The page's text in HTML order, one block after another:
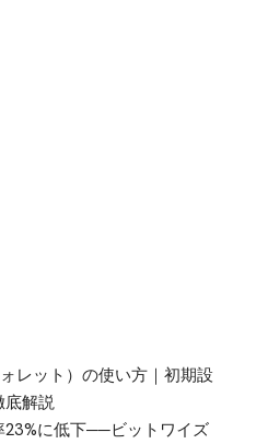
レット）の使い方｜初期設
底解説
23%に低下──ビットワイズ